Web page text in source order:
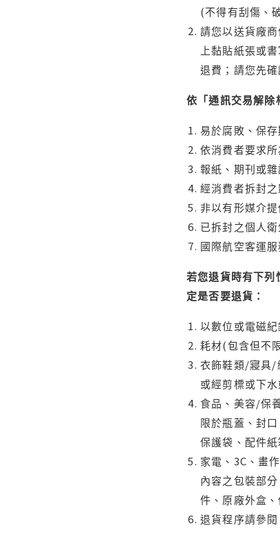
(不得有刮傷、
請您以送貨廠
上黏貼紙張或
退費；請您先
依「通訊交易解
易於腐敗、保
依消費者要求
報紙、期刊或雜
經消費者拆封
非以有形媒介
已拆封之個人
國際航空客運服
若您退貨時有下
定是否要退貨：
以數位或電磁
耗材(包含但不
衣飾鞋類/寢具/
或經剪標或下
食品、美容/保
限於瓶蓋、封
保護袋、配件
家電、3C、畫
內容之包裝部
件、原廠外盒
退貨程序請參